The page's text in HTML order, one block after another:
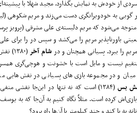
از خودش به نمایش بگذارد. مجید شهلا با
گویی به خودویرانگری دست می‌زند و مریم شکوهی
می‌شود که مریم دلبسته‌ی علی مشرقی (پرویز
باورناپذیر مریم را می‌کشد و سپس در را برای
را ببرد. پسیانی همچنان و در شام آخر
نیست و مایل است با خشونت و هوچی‌گری
میان و در مجموعه بازی‌های پسیانی در نقش‌هایی
بس
(۱۳۸۴) است که نه تنها در این‌جا نقشی
کرده است. مثلاً نگاه کنیم به آن‌جا که به